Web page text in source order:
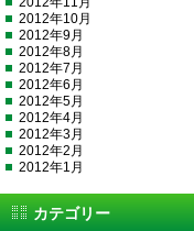
2012年10月
2012年9月
2012年8月
2012年7月
2012年6月
2012年5月
2012年4月
2012年3月
2012年2月
2012年1月
カテゴリー